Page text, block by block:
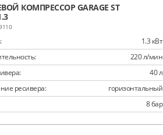
КОМПРЕССОР GARAGE ST
1.3 кВт
220 л/мин
40 л
ресивера:
горизонтальный
8 бар